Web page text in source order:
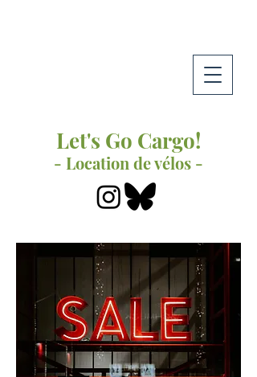
Let's Go Cargo!
- Location de vélos -